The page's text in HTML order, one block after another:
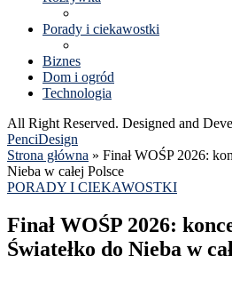
Porady i ciekawostki
Biznes
Dom i ogród
Technologia
All Right Reserved. Designed and
PenciDesign
Strona główna » Finał WOŚP 2026:
Nieba w całej Polsce
PORADY I CIEKAWOSTKI
Finał WOŚP 2026:
Światełko do Nieba w